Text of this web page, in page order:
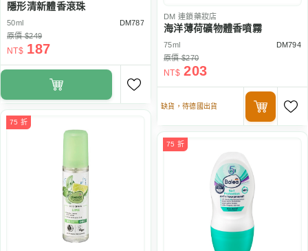
隱形清新體香滾珠
50ml
DM787
原價 $249
NT$ 187
DM 連鎖藥妝店
海洋薄荷礦物體香噴霧
75ml
DM794
原價 $270
NT$ 203
缺貨，待德國出貨
75 折
75 折